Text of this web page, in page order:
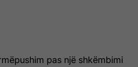
pas një shkëmbimi